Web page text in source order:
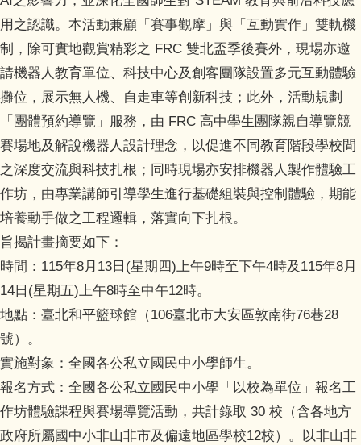
會計資訊公開
校園宣導訊息
校園填報
用之認識。本活動兼顧「賽事觀摩」與「互動實作」雙軌機
制，除可實地觀賞精彩之 FRC 雙北盃季後賽外，現場亦邀
請機器人教育單位、科技中心及創客團隊設置多元互動體驗
攤位，展示無人機、自走車等創新科技；此外，活動規劃
「團體預約導覽」服務，由 FRC 高中學生團隊親自導覽競
賽場地及解說機器人設計理念，以促進不同教育階段學校間
之深度交流與科技扎根；同時現場亦安排機器人製作體驗工
作坊，由專業講師引導學生進行基礎組裝與控制體驗，期能
培養動手做之工程邏輯，落實向下扎根。
旨揭計畫摘要如下：
時間：115年8月13日(星期四)上午9時至下午4時及115年8月
14日(星期五)上午8時至中午12時。
地點：臺北和平籃球館（106臺北市大安區敦南街76巷28
號）。
實施對象：全國各公私立國民中小學師生。
報名方式：全國各公私立國民中小學「以校為單位」報名工
作坊體驗課程與賽場導覽活動，共計錄取 30 校（含各地方
政府所屬國中小非山非市及偏遠地區學校12校）。以非山非